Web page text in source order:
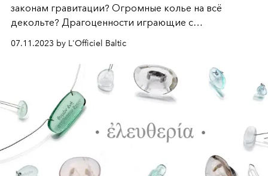
законам гравитации? Огромные колье на всё
декольте? Драгоценности играющие с
озорные эскизы, внезапно появившиеся из бумаги...
А почему бы и нет? Исключительные изделия
коллекции More is More – это настоящие жемчужины
техники, экспериментов, мастерства.
07.11.2023 by L'Officiel Baltic